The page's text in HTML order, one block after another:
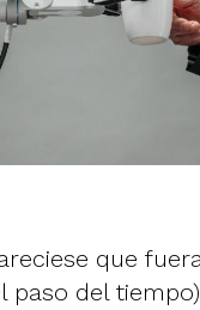
que
paso del